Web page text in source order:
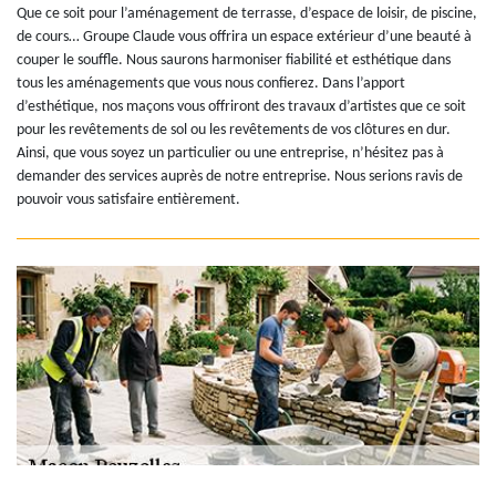
Que ce soit pour l’aménagement de terrasse, d’espace de loisir, de piscine,
de cours… Groupe Claude vous offrira un espace extérieur d’une beauté à
couper le souffle. Nous saurons harmoniser fiabilité et esthétique dans
tous les aménagements que vous nous confierez. Dans l’apport
d’esthétique, nos maçons vous offriront des travaux d’artistes que ce soit
pour les revêtements de sol ou les revêtements de vos clôtures en dur.
Ainsi, que vous soyez un particulier ou une entreprise, n’hésitez pas à
demander des services auprès de notre entreprise. Nous serions ravis de
pouvoir vous satisfaire entièrement.